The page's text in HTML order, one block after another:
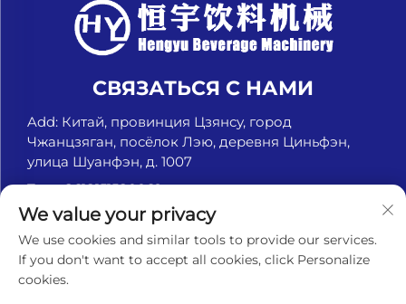
СВЯЗАТЬСЯ С НАМИ
Add: Китай, провинция Цзянсу, город
Чжанцзяган, посёлок Лэю, деревня Циньфэн,
улица Шуанфэн, д. 1007
Тел.:+8618151580069
Электронная почта:[email protected]
© Чжанцзяган Хэньюй Машины для напитков, ООО.
We value your privacy
We use cookies and similar tools to provide our services.
If you don't want to accept all cookies, click Personalize
cookies.